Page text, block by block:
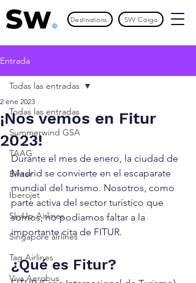
Destinations. SW Cargo
Entrada
Todas las entradas
Summerwind GSA
TAAG
Binter
Iberojet
SkyUp Airlines
Singapore airlines
Tag Airlines
Viva Aerobus
Todas las entradas
¡Nos vemos en Fitur
2023!
2 ene 2023
Durante el mes de enero, la ciudad de
Madrid se convierte en el escaparate
mundial del turismo. Nosotros, como
parte activa del sector turístico que
somos, no podíamos faltar a la
importante cita de FITUR.
¿Qué es Fitur?